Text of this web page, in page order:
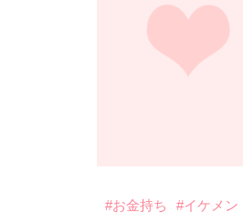
#お金持ち #イケメン